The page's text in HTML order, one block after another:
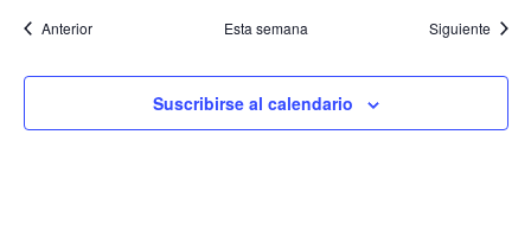
Anterior Esta semana Siguiente
Suscribirse al calendario